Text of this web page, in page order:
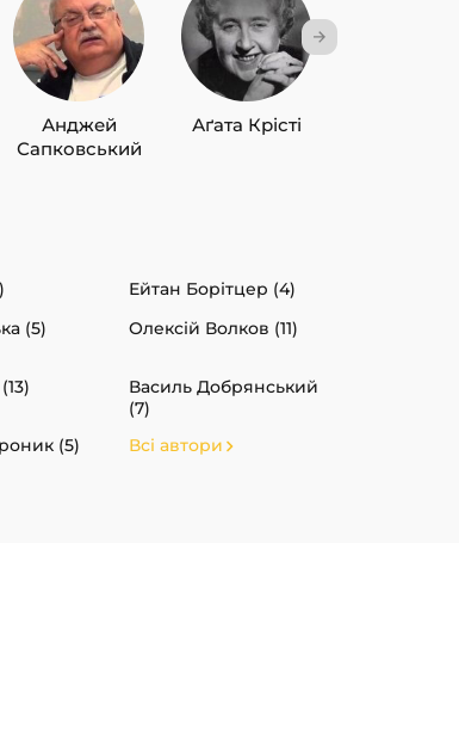
Анджей
Сапковський
Аґата Крісті
Ейтан Борітцер (4)
(5) Олексій Волков (11)
Василь Добрянський
(7)
(5) Всі автори